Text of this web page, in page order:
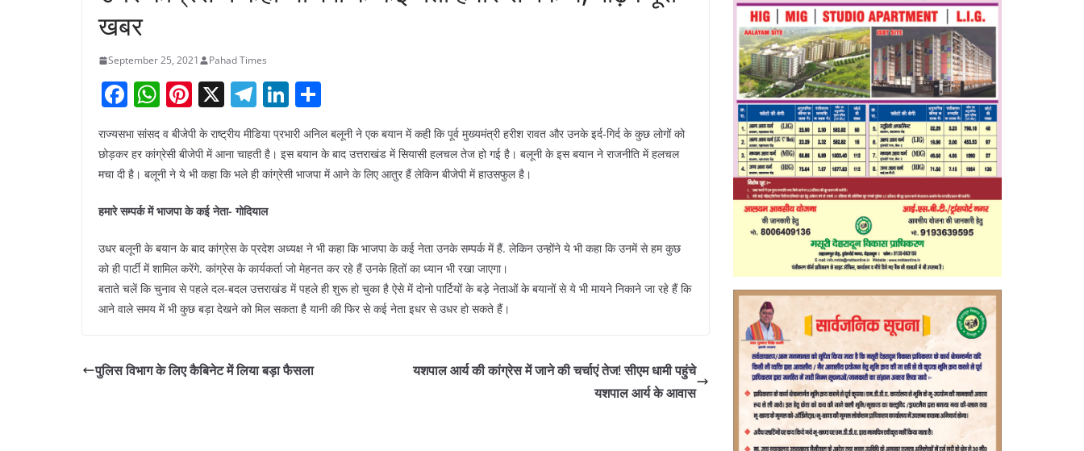
खबर
September 25, 2021 Pahad Times
F
c
e
b
o
o
k
W
h
at
s
p
p
Pi
nt
er
e
st
X T
el
e
gr
m
Li
n
k
e
ar
e
राज्यसभा सांसद व बीजेपी के राष्ट्रीय मीडिया प्रभारी अनिल बलूनी ने एक बयान में कही कि पूर्व मुख्यमंत्री हरीश रावत और उनके इर्द-गिर्द के कुछ लोगों को
छोड़कर हर कांग्रेसी बीजेपी में आना चाहती है। इस बयान के बाद उत्तराखंड में सियासी हलचल तेज हो गई है। बलूनी के इस बयान ने राजनीति में हलचल
मचा दी है। बलूनी ने ये भी कहा कि भले ही कांग्रेसी भाजपा में आने के लिए आतुर हैं लेकिन बीजेपी में हाउसफुल है।
हमारे सम्पर्क में भाजपा के कई नेता- गोदियाल
उधर बलूनी के बयान के बाद कांग्रेस के प्रदेश अध्यक्ष ने भी कहा कि भाजपा के कई नेता उनके सम्पर्क में हैं. लेकिन उन्होंने ये भी कहा कि उनमें से हम कुछ
को ही पार्टी में शामिल करेंगे. कांग्रेस के कार्यकर्ता जो मेहनत कर रहे हैं उनके हितों का ध्यान भी रखा जाएगा।
बताते चलें कि चुनाव से पहले दल-बदल उत्तराखंड में पहले ही शुरू हो चुका है ऐसे में दोनो पार्टियों के बड़े नेताओं के बयानों से ये भी मायने निकाने जा रहे हैं कि
आने वाले समय में भी कुछ बड़ा देखने को मिल सकता है यानी की फिर से कई नेता इधर से उधर हो सकते हैं।
पुलिस विभाग के लिए कैबिनेट में लिया बड़ा फैसला
यशपाल आर्य की कांग्रेस में जाने की चर्चाएं तेज! सीएम धामी पहुंचे
यशपाल आर्य के आवास